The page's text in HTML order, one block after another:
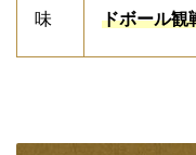
味
ドボール観